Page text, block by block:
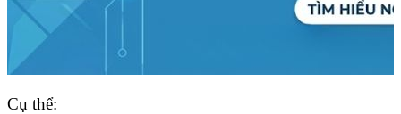
Cụ thể: